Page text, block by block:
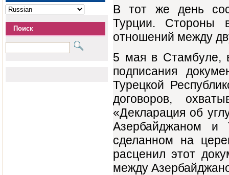
Поиск
В тот же день
Турции. Стороны
отношений между
5 мая в Стамбуле,
подписания
Турецкой
договоров,
«Декларация об
Азербайджаном и
сделанном на
расценил этот
между